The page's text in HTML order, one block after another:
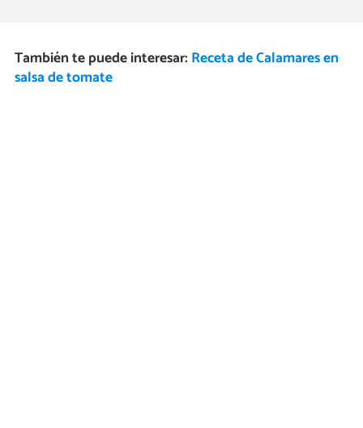
También te puede interesar: Receta de Calamares en
salsa de tomate